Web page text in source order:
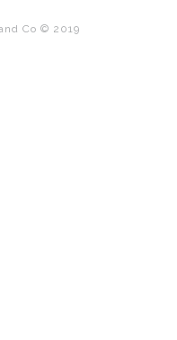
Co © 2019